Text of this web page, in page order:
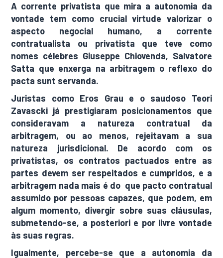
A corrente privatista que mira a autonomia da
vontade tem como crucial virtude valorizar o
aspecto negocial humano, a corrente
contratualista ou privatista que teve como
nomes célebres Giuseppe Chiovenda, Salvatore
Satta que enxerga na arbitragem o reflexo do
pacta sunt servanda.
Juristas como Eros Grau e o saudoso Teori
Zavascki já prestigiaram posicionamentos que
consideravam a natureza contratual da
arbitragem, ou ao menos, rejeitavam a sua
natureza jurisdicional. De acordo com os
privatistas, os contratos pactuados entre as
partes devem ser respeitados e cumpridos, e a
arbitragem nada mais é do que pacto contratual
assumido por pessoas capazes, que podem, em
algum momento, divergir sobre suas cláusulas,
submetendo-se, a posteriori e por livre vontade
às suas regras.
Igualmente, percebe-se que a autonomia da